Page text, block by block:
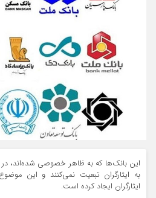
این بانک‌ها که به ظاهر خصوصی شده‌اند، در
به ایثارگران تبعیت نمی‌کنند و این
ایثارگران ایجاد کرده است.